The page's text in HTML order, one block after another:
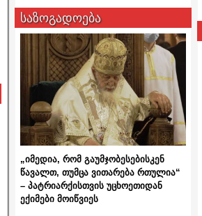
საზოგადოება
„იმედია, რომ გაუმჯობესებისკენ
წავალთ, თუმცა ვითარება რთულია“
– პატრიარქისთვის უცხოეთიდან
ექიმები მოიწვიეს